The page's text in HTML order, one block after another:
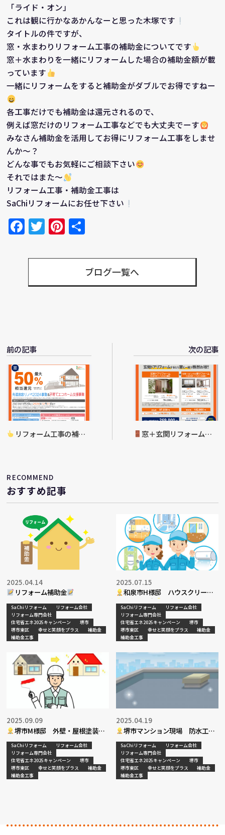
「ライド・オン」
これは観に行かなあかんなーと思った木塚です
タイトルの件ですが、
窓・水まわりリフォーム工事の補助金についてです
窓＋水まわりを一緒にリフォームした場合の補助金額が載
っています
一緒にリフォームをすると補助金がダブルでお得ですねー
各工事だけでも補助金は還元されるので、
例えば窓だけのリフォーム工事などでも大丈夫でーす
みなさん補助金を活用してお得にリフォーム工事をしませ
んか～？
どんな事でもお気軽にご相談下さい
それではまた～
リフォーム工事・補助金工事は
SaChiリフォームにお任せ下さい
Facebook
TwitterPinterest
ブログ一覧へ
前の記事
リフォーム工事の補助
次の記事
窓＋玄関リフォーム工
RECOMMEND
おすすめ記事
リフォーム補助金
2025.04.14
SaChiリフォーム
リフォーム会社
リフォーム専門会社
住宅省エネ2025キャンペーン
堺市
堺市東区
幸せと笑顔をプラス
補助金
補助金工事
和泉市H様邸 ハウスクリーニ
ング工事決定
2025.07.15
SaChiリフォーム
リフォーム会社
リフォーム専門会社
住宅省エネ2025キャンペーン
堺市
堺市東区
幸せと笑顔をプラス
補助金
補助金工事
堺市M様邸 外壁・屋根塗装工
事
2025.09.09
SaChiリフォーム
リフォーム会社
リフォーム専門会社
住宅省エネ2025キャンペーン
堺市
堺市東区
幸せと笑顔をプラス
補助金
補助金工事
堺市マンション現場 防水工事
2025.04.19
SaChiリフォーム
リフォーム会社
リフォーム専門会社
住宅省エネ2025キャンペーン
堺市
堺市東区
幸せと笑顔をプラス
補助金
補助金工事